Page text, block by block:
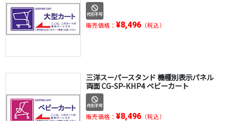
販売価格： ¥8,496（税込）
三洋スーパースタンド 機種別表示パネル
両面 CG-SP-KHP4 ベビーカート
販売価格： ¥8,496（税込）